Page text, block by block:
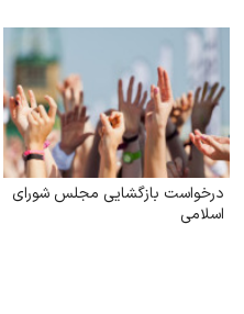
درخواست بازگشایی مجلس شورای
اسلامی